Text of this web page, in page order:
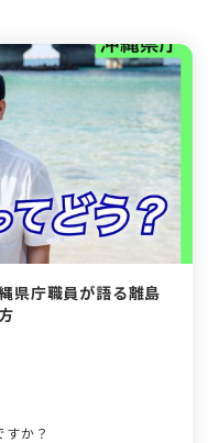
県庁職員が語る離島
か？